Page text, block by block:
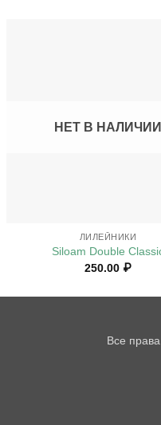
НЕТ В НАЛИЧИИ
ЛИЛЕЙНИКИ
Siloam Double
250.00 ₽
Все